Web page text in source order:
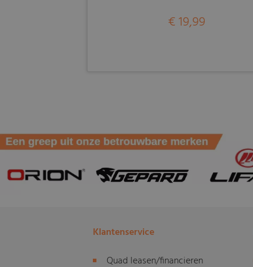
€ 19,99
Klantenservice
Quad leasen/financieren